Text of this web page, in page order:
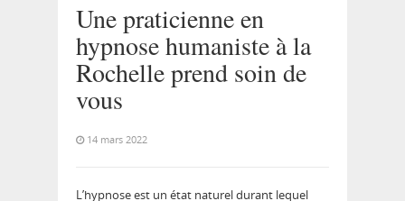
Une praticienne en
hypnose humaniste à la
Rochelle prend soin de
vous
14 mars 2022
L’hypnose est un état naturel durant lequel